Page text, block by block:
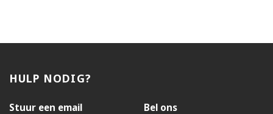
HULP NODIG?
Stuur een email Bel ons